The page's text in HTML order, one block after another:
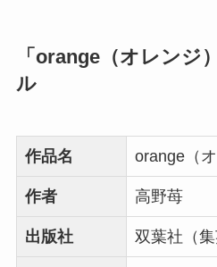
「orange（オレンジ
ル
作品名 orange（オ
作者 高野苺
出版社 双葉社（集